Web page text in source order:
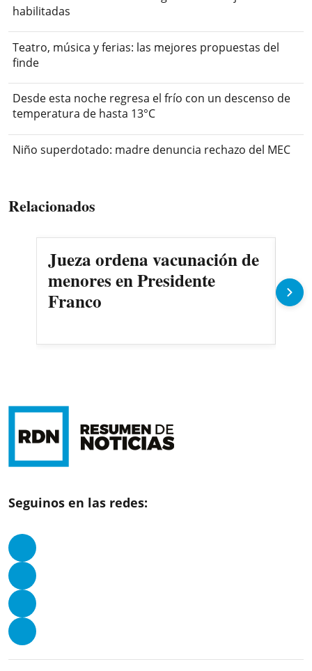
habilitadas
Teatro, música y ferias: las mejores propuestas del
finde
Desde esta noche regresa el frío con un descenso de
temperatura de hasta 13°C
Niño superdotado: madre denuncia rechazo del MEC
Relacionados
Jueza ordena vacunación de
menores en Presidente
Franco
Seguinos en las redes: